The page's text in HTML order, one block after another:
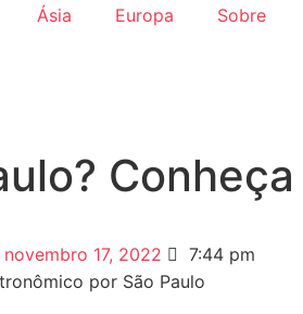
Ásia Europa Sobre
novembro 17, 2022 7:44 pm